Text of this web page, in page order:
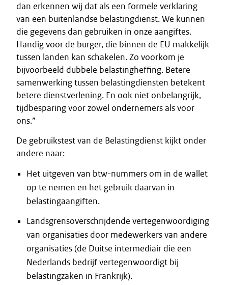
dan erkennen wij dat als een formele verklaring
van een buitenlandse belastingdienst. We kunnen
die gegevens dan gebruiken in onze aangiftes.
Handig voor de burger, die binnen de EU makkelijk
tussen landen kan schakelen. Zo voorkom je
bijvoorbeeld dubbele belastingheffing. Betere
samenwerking tussen belastingdiensten betekent
betere dienstverlening. En ook niet onbelangrijk,
tijdbesparing voor zowel ondernemers als voor
ons.”
De gebruikstest van de Belastingdienst kijkt onder
andere naar:
Het uitgeven van btw-nummers om in de wallet
op te nemen en het gebruik daarvan in
belastingaangiften.
Landsgrensoverschrijdende vertegenwoordiging
van organisaties door medewerkers van andere
organisaties (de Duitse intermediair die een
Nederlands bedrijf vertegenwoordigt bij
belastingzaken in Frankrijk).